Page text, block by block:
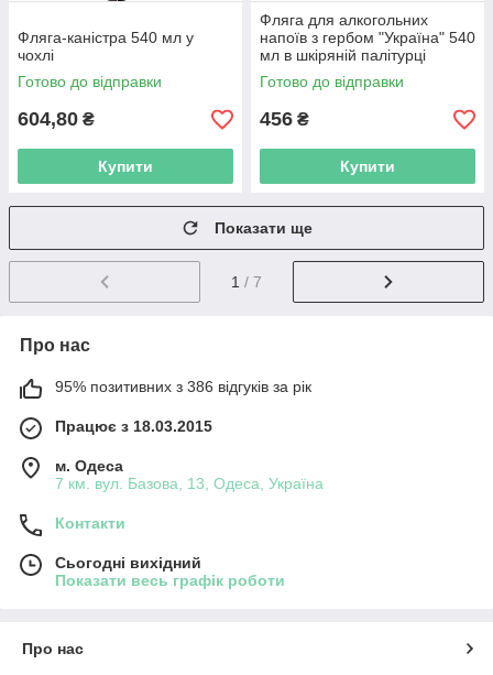
Фляга-каністра 540 мл у
чохлі
Готово до відправки
604,80 ₴
Купити
Фляга для алкогольних
напоїв з гербом "Україна" 540
мл в шкіряній палітурці
Готово до відправки
456 ₴
Купити
Показати ще
1 / 7
Про нас
95% позитивних з 386 відгуків за рік
Працює з 18.03.2015
м. Одеса
7 км. вул. Базова, 13, Одеса, Україна
Контакти
Сьогодні вихідний
Показати весь графік роботи
Про нас